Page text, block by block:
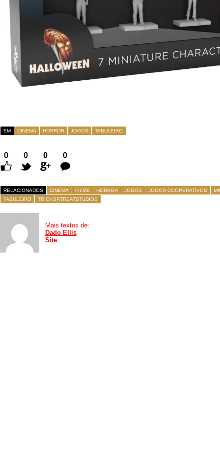
EM CINEMA HORROR JOGOS TABULEIRO
0 0 0
0
Comentários
RELACIONADOS CINEMA FILME HORROR JOGOS JOGOS-COOPERATIVOS
TABULEIRO
TRICKORTREATSTUDIOS
Mais textos de:
Dado Ellis
Site